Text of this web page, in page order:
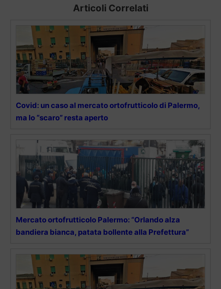
Articoli Correlati
Covid: un caso al mercato ortofrutticolo di Palermo,
ma lo “scaro” resta aperto
Mercato ortofrutticolo Palermo: “Orlando alza
bandiera bianca, patata bollente alla Prefettura”